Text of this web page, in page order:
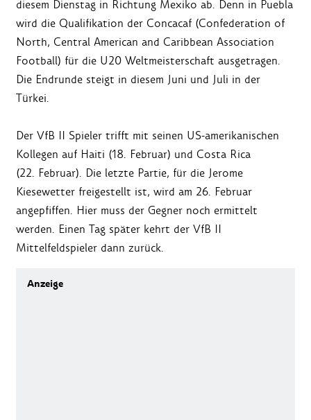
diesem Dienstag in Richtung Mexiko ab. Denn in Puebla
wird die Qualifikation der Concacaf (Confederation of
North, Central American and Caribbean Association
Football) für die U20 Weltmeisterschaft ausgetragen.
Die Endrunde steigt in diesem Juni und Juli in der
Türkei.
Der VfB II Spieler trifft mit seinen US-amerikanischen
Kollegen auf Haiti (18. Februar) und Costa Rica
(22. Februar). Die letzte Partie, für die Jerome
Kiesewetter freigestellt ist, wird am 26. Februar
angepfiffen. Hier muss der Gegner noch ermittelt
werden. Einen Tag später kehrt der VfB II
Mittelfeldspieler dann zurück.